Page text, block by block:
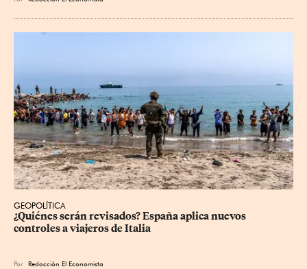
GEOPOLÍTICA
¿Quiénes serán revisados? España aplica nuevos
controles a viajeros de Italia
Por Redacción El Economista